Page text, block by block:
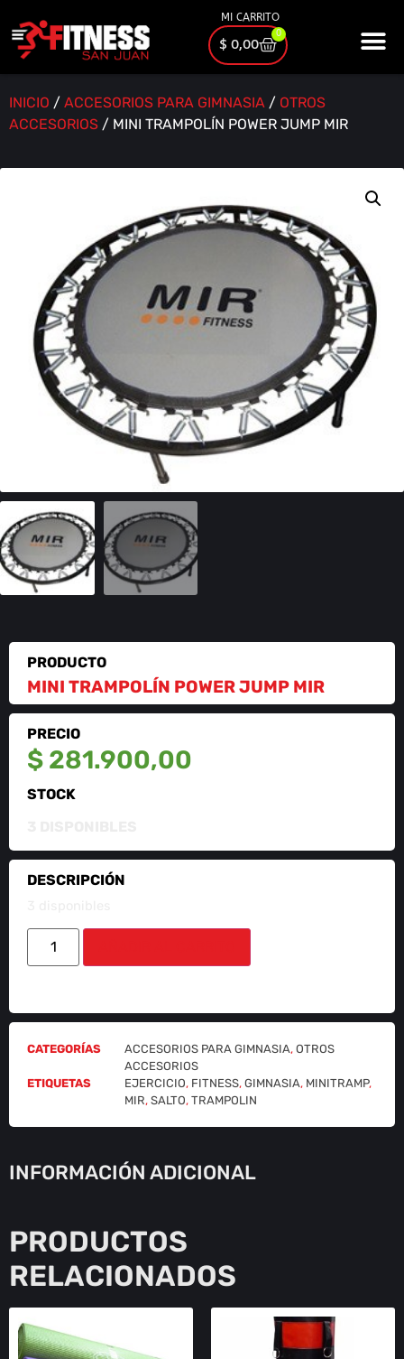
MI CARRITO
$ 0,00
0
INICIO / ACCESORIOS PARA GIMNASIA / OTROS
ACCESORIOS / MINI TRAMPOLÍN POWER JUMP MIR
PRODUCTO
MINI TRAMPOLÍN POWER JUMP MIR
PRECIO
$ 281.900,00
STOCK
DESCRIPCIÓN
CATEGORÍAS ACCESORIOS PARA GIMNASIA, OTROS
ACCESORIOS
ETIQUETAS
EJERCICIO, FITNESS, GIMNASIA, MINITRAMP,
MIR, SALTO, TRAMPOLIN
INFORMACIÓN ADICIONAL
PRODUCTOS
RELACIONADOS